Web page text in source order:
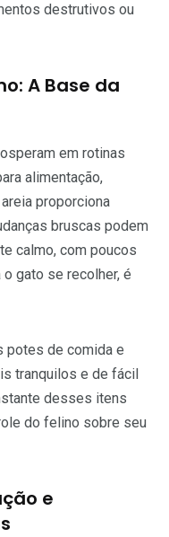
destrutivos ou
A Base da
em rotinas
alimentação,
proporciona
bruscas podem
calmo, com poucos
gato se recolher, é
potes de comida e
tranquilos e de fácil
desses itens
do felino sobre seu
e